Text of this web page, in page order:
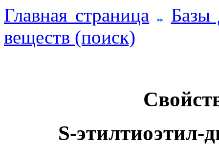
Главная страница
Базы
веществ (поиск)
S-этилтиоэтил-